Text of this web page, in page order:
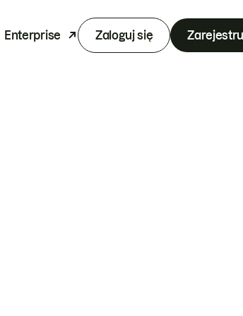
Enterprise Zaloguj się